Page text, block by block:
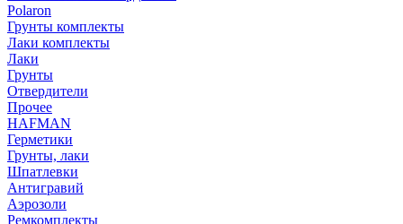
Polaron
Грунты комплекты
Лаки комплекты
Лаки
Грунты
Отвердители
Прочее
HAFMAN
Герметики
Грунты, лаки
Шпатлевки
Антигравий
Аэрозоли
Ремкомплекты